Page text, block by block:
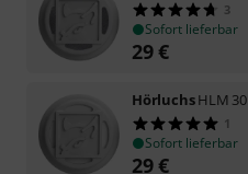
3
Sofort lieferbar
29€
HörluchsHLM 30
1
Sofort lieferbar
29€